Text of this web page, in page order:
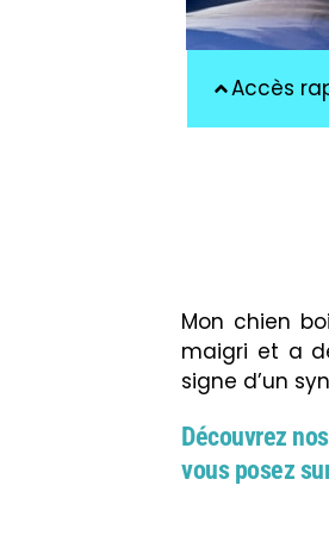
Accès
Mon chien
maigri et a
signe d’un
Découvrez
vous posez